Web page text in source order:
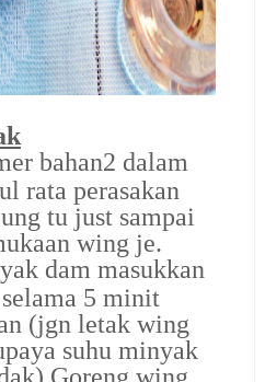
bahan2 dalam
rata perasakan
tu just sampai
wing je.
dam masukkan
5 minit
(jgn letak wing
suhu minyak